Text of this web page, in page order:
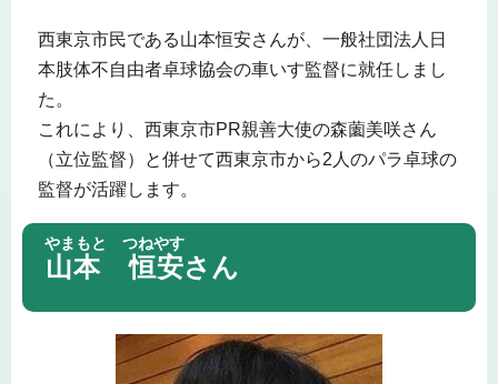
西東京市民である山本恒安さんが、一般社団法人日
本肢体不自由者卓球協会の車いす監督に就任しまし
た。
これにより、西東京市PR親善大使の森薗美咲さん
（立位監督）と併せて西東京市から2人のパラ卓球の
監督が活躍します。
山本 恒安
やまもと つねやす
さん